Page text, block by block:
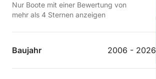
Nur Boote mit einer Bewertung von
mehr als 4 Sternen anzeigen
Baujahr 2006 - 2026